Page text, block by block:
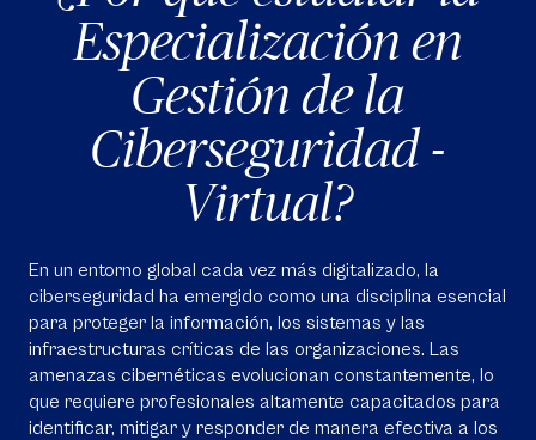
Especialización en
Gestión de la
Ciberseguridad -
Virtual?
En un entorno global cada vez más digitalizado, la
ciberseguridad ha emergido como una disciplina esencial
para proteger la información, los sistemas y las
infraestructuras críticas de las organizaciones. Las
amenazas cibernéticas evolucionan constantemente, lo
que requiere profesionales altamente capacitados para
identificar, mitigar y responder de manera efectiva a los